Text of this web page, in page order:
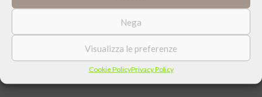
Nega
Visualizza le preferenze
Cookie PolicyPrivacy Policy